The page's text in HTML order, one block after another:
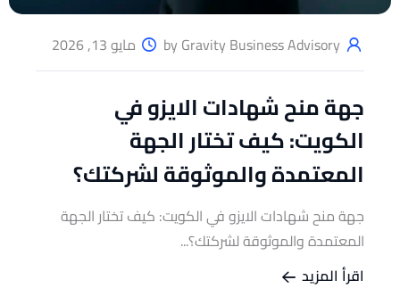
by Gravity Business Advisory مايو 13, 2026
جهة منح شهادات الايزو في
الكويت: كيف تختار الجهة
المعتمدة والموثوقة لشركتك؟
جهة منح شهادات الايزو في الكويت: كيف تختار الجهة
المعتمدة والموثوقة لشركتك؟...
اقرأ المزيد